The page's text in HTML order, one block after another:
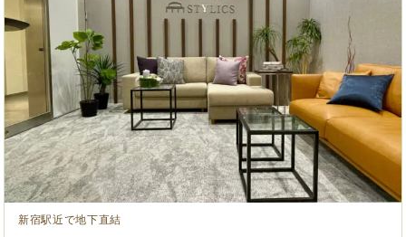
新宿駅近で地下直結